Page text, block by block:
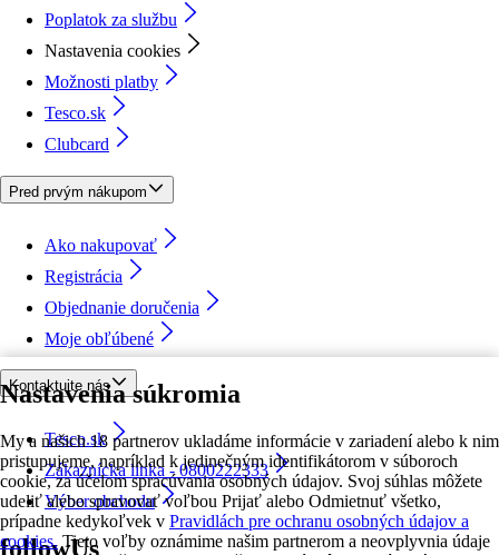
Nastavenia súkromia
My a našich 18 partnerov ukladáme informácie v zariadení alebo k nim
pristupujeme, napríklad k jedinečným identifikátorom v súboroch
cookie, za účelom spracúvania osobných údajov. Svoj súhlas môžete
udeliť alebo spravovať voľbou Prijať alebo Odmietnuť všetko,
prípadne kedykoľvek v Pravidlách pre ochranu osobných údajov a
cookies. Tieto voľby oznámime našim partnerom a neovplyvnia údaje
Poplatok za službu
Nastavenia cookies
Možnosti platby
Tesco.sk
Clubcard
Pred prvým nákupom
Ako nakupovať
Registrácia
Objednanie doručenia
Moje obľúbené
Kontaktujte nás
Tesco.sk
Zákaznícka linka - 0800222333
Výber obchodu
followUs